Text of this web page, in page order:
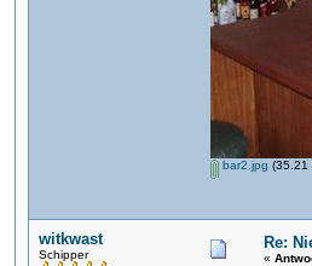
bar2.jpg (35.21
witkwast
Schipper
Re:
«